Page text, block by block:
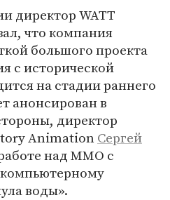
директор WATT
что компания
большого проекта
с исторической
на стадии раннего
анонсирован в
директор
AnimationСергей
над MMO с
воды».